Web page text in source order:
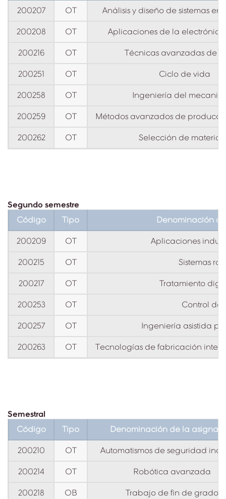
200207 OT Análisis y diseño de sistemas en
200208 OT Aplicaciones de la
200216 OT Técnicas avanzadas de
200251 OT Ciclo de vida
200258 OT Ingeniería del
200259 OT Métodos avanzados de
200262 OT Selección de
Segundo semestre
Código
Tipo Denominación
200209 OT Aplicaciones
200215 OT Sistemas
200217 OT Tratamiento
200253 OT Control de
200257 OT Ingeniería asistida
200263 OT Tecnologías de fabricación
Semestral
Código
Tipo Denominación de la
200210 OT Automatismos de seguridad
200214 OT Robótica avanzada
200218 OB Trabajo de fin de grado